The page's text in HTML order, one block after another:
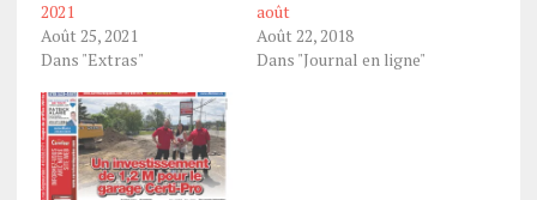
2021
Août 25, 2021
Dans "Extras"
août
Août 22, 2018
Dans "Journal en ligne"